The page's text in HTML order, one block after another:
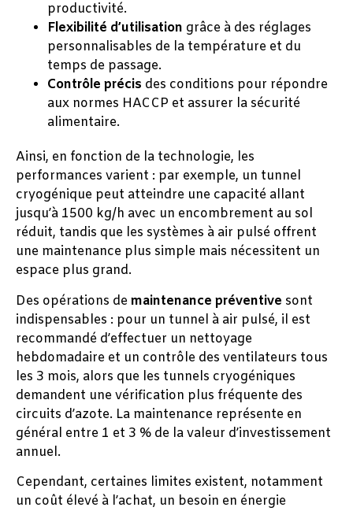
productivité.
Flexibilité d’utilisation grâce à des réglages
personnalisables de la température et du
temps de passage.
Contrôle précis des conditions pour répondre
aux normes HACCP et assurer la sécurité
alimentaire.
Ainsi, en fonction de la technologie, les
performances varient : par exemple, un tunnel
cryogénique peut atteindre une capacité allant
jusqu’à 1500 kg/h avec un encombrement au sol
réduit, tandis que les systèmes à air pulsé offrent
une maintenance plus simple mais nécessitent un
espace plus grand.
Des opérations demaintenance préventive sont
indispensables : pour un tunnel à air pulsé, il est
recommandé d’effectuer un nettoyage
hebdomadaire et un contrôle des ventilateurs tous
les 3 mois, alors que les tunnels cryogéniques
demandent une vérification plus fréquente des
circuits d’azote. La maintenance représente en
général entre 1 et 3 % de la valeur d’investissement
annuel.
Cependant, certaines limites existent, notamment
un coût élevé à l’achat, un besoin en énergie